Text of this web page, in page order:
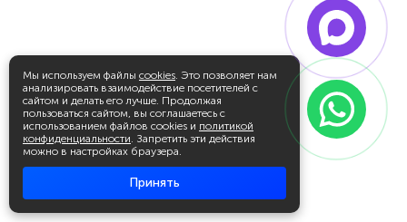
Мы используем файлы cookies. Это позволяет нам
анализировать взаимодействие посетителей с
сайтом и делать его лучше. Продолжая
пользоваться сайтом, вы соглашаетесь с
использованием файлов cookies и политикой
конфиденциальности. Запретить эти действия
можно в настройках браузера.
Принять